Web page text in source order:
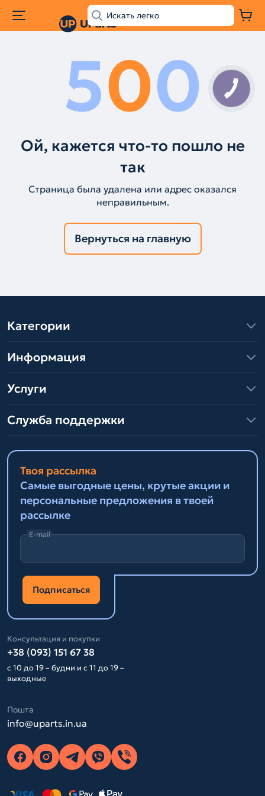
500
Ой, кажется что-то пошло не
так
Страница была удалена или адрес оказался
неправильным.
Вернуться на главную
Категории
Информация
Услуги
Служба поддержки
Твоя рассылка
Самые выгодные цены, крутые акции и
персональные предложения в твоей
рассылке
E-mail
Подписаться
Консультация и покупки
+38 (093) 151 67 38
с 10 до 19 – будни и с 11 до 19 –
выходные
Пошта
info@uparts.in.ua